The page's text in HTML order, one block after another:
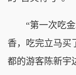
“第一次吃金
香，吃完立马买
都的游客陈新宇